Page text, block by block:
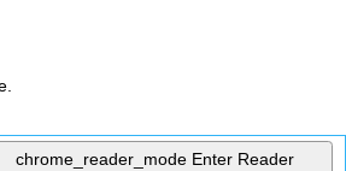
chrome_reader_mode Enter Reader